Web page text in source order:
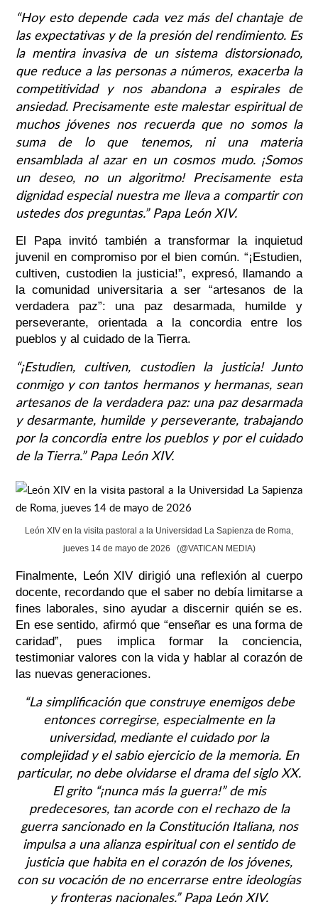
“Hoy esto depende cada vez más del chantaje de
las expectativas y de la presión del rendimiento. Es
la mentira invasiva de un sistema distorsionado,
que reduce a las personas a números, exacerba la
competitividad y nos abandona a espirales de
ansiedad. Precisamente este malestar espiritual de
muchos jóvenes nos recuerda que no somos la
suma de lo que tenemos, ni una materia
ensamblada al azar en un cosmos mudo. ¡Somos
un deseo, no un algoritmo! Precisamente esta
dignidad especial nuestra me lleva a compartir con
ustedes dos preguntas.”Papa León XIV.
El Papa invitó también a transformar la inquietud
juvenil en compromiso por el bien común. “¡Estudien,
cultiven, custodien la justicia!”, expresó, llamando a
la comunidad universitaria a ser “artesanos de la
verdadera paz”: una paz desarmada, humilde y
perseverante, orientada a la concordia entre los
pueblos y al cuidado de la Tierra.
“¡Estudien, cultiven, custodien la justicia! Junto
conmigo y con tantos hermanos y hermanas, sean
artesanos de la verdadera paz: una paz desarmada
y desarmante, humilde y perseverante, trabajando
por la concordia entre los pueblos y por el cuidado
de la Tierra.”Papa León XIV.
León XIV en la visita pastoral a la Universidad La Sapienza de Roma,
jueves 14 de mayo de 2026 (@VATICAN MEDIA)
Finalmente, León XIV dirigió una reflexión al cuerpo
docente, recordando que el saber no debía limitarse a
fines laborales, sino ayudar a discernir quién se es.
En ese sentido, afirmó que “enseñar es una forma de
caridad”, pues implica formar la conciencia,
testimoniar valores con la vida y hablar al corazón de
las nuevas generaciones.
“La simplificación que construye enemigos debe
entonces corregirse, especialmente en la
universidad, mediante el cuidado por la
complejidad y el sabio ejercicio de la memoria. En
particular, no debe olvidarse el drama del siglo XX.
El grito “¡nunca más la guerra!” de mis
predecesores, tan acorde con el rechazo de la
guerra sancionado en la Constitución Italiana, nos
impulsa a una alianza espiritual con el sentido de
justicia que habita en el corazón de los jóvenes,
con su vocación de no encerrarse entre ideologías
y fronteras nacionales.” Papa León XIV.